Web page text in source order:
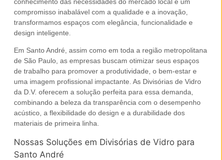
compromisso inabalável com a qualidade e a inovação,
transformamos espaços com elegância, funcionalidade e
design inteligente.
Em Santo André, assim como em toda a região metropolitana
de São Paulo, as empresas buscam otimizar seus espaços
de trabalho para promover a produtividade, o bem-estar e
uma imagem profissional impactante. As Divisórias de Vidro
da D.V. oferecem a solução perfeita para essa demanda,
combinando a beleza da transparência com o desempenho
acústico, a flexibilidade do design e a durabilidade dos
materiais de primeira linha.
Nossas Soluções em Divisórias de Vidro para
Santo André